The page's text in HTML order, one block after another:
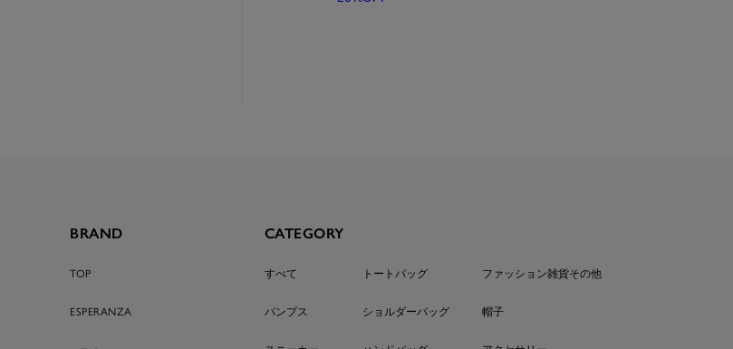
BRAND
TOP
ESPERANZA
CATEGORY
すべて
パンプス
トートバッグ
ショルダーバッグ
ファッション雑貨その他
帽子